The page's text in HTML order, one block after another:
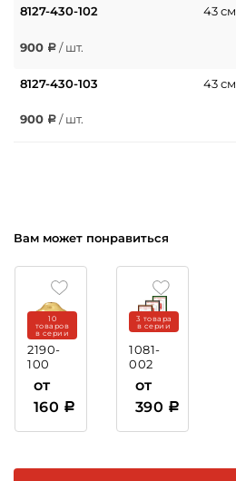
8127-430-102 43 см
900 / шт.
8127-430-103 43 см
900 / шт.
Вам может понравиться
2190-
100
10
товаров
в серии
от
160
1081-
002
пластиковая
3 товара
в серии
от
390